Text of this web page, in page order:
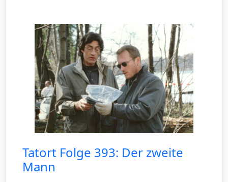
Tatort Folge 393: Der zweite
Mann